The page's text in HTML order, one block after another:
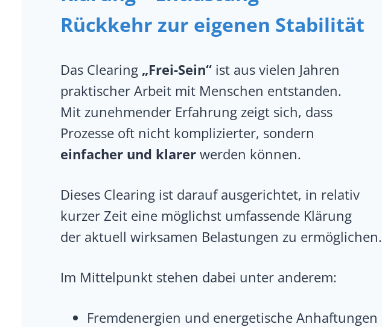
Rückkehr zur eigenen Stabilität
Das Clearing „Frei-Sein“ ist aus vielen Jahren
praktischer Arbeit mit Menschen entstanden.
Mit zunehmender Erfahrung zeigt sich, dass
Prozesse oft nicht komplizierter, sondern
einfacher und klarer werden können.
Dieses Clearing ist darauf ausgerichtet, in relativ
kurzer Zeit eine möglichst umfassende Klärung
der aktuell wirksamen Belastungen zu ermöglichen.
Im Mittelpunkt stehen dabei unter anderem:
Fremdenergien und energetische Anhaftungen